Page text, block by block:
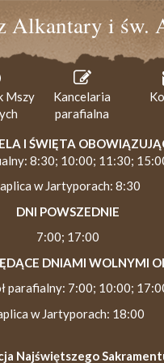
Alkantary i św.
Mszy
Kancelaria
parafialna
I ŚWIĘTA
8:30; 10:00; 11:30;
w Jartyporach: 8:30
DNI POWSZEDNIE
7:00; 17:00
DNIAMI WOLNYMI
parafialny: 7:00; 10:00;
w Jartyporach: 18:00
Najświętszego